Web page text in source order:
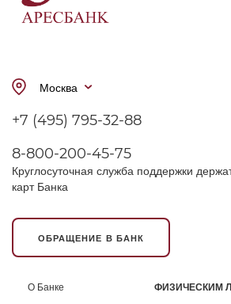
Москва
+7 (495) 795-32-88
8-800-200-45-75
Круглосуточная служба поддержки
карт Банка
ОБРАЩЕНИЕ В БАНК
О Банке
ФИЗИЧЕСКИМ